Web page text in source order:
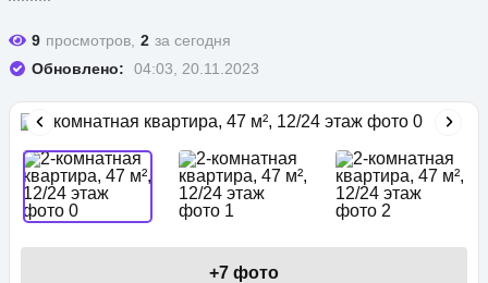
9 просмотров, 2 за сегодня
Обновлено:
04:03, 20.11.2023
+7 фото